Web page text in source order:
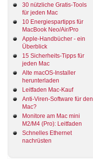
30 nützliche Gratis-Tools
für jeden Mac
10 Energiespartipps für
MacBook Neo/Air/Pro
Apple-Handbücher - ein
Überblick
15 Sicherheits-Tipps für
jeden Mac
Alte macOS-Installer
herunterladen
Leitfaden Mac-Kauf
Anti-Viren-Software für den
Mac?
Monitore am Mac mini
M2/M4 (Pro): Leitfaden
Schnelles Ethernet
nachrüsten